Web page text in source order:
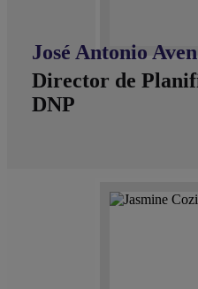
José Antonio
Director de
DNP